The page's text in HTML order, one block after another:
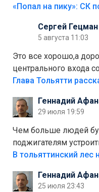
Сергей Гецман
5 августа 11:03
Это все хорошо,а
центрального входа
аттракционам слабо
лежала в парке и
украли.
Геннадий
29 июля 19:59
Чем больше людей
поджигателям
костры,тех надо
Штрафы мизерные.
Геннадий
25 июля 23:43